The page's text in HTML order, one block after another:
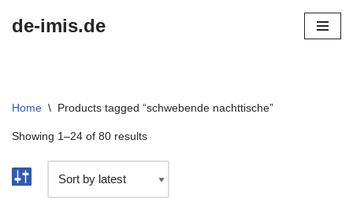
de-imis.de
Home \ Products tagged “schwebende nachttische”
Showing 1–24 of 80 results